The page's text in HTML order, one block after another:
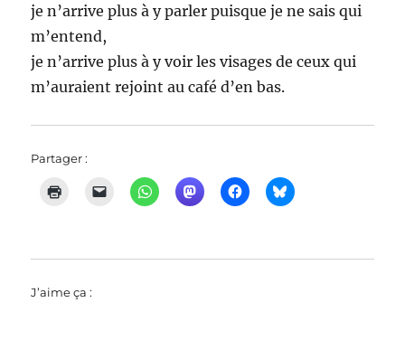
je n’arrive plus à y parler puisque je ne sais qui
m’entend,
je n’arrive plus à y voir les visages de ceux qui
m’auraient rejoint au café d’en bas.
Partager :
J’aime ça :